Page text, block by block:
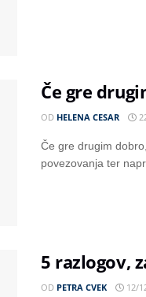
Če gre
OD HELENA CESAR
Če gre drugim
povezovanja ter
5 razlogov,
OD PETRA CVEK 12/